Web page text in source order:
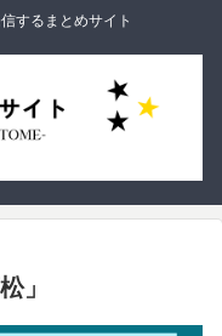
するまとめサイト
」